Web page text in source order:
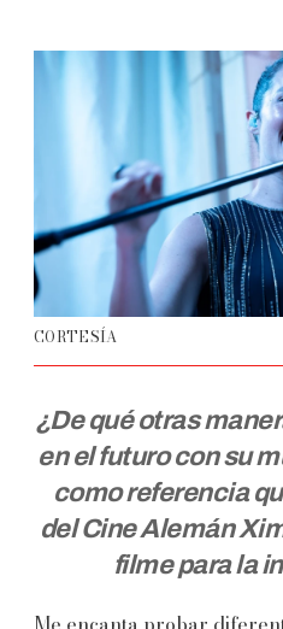
CORTESÍA
¿De qué otras
en el futuro con su
como referencia
del Cine Alemán
filme para la